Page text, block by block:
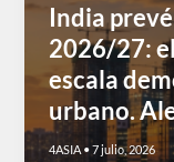
India
2026/27:
escala
urbano.
4ASIA •7 julio, 2026